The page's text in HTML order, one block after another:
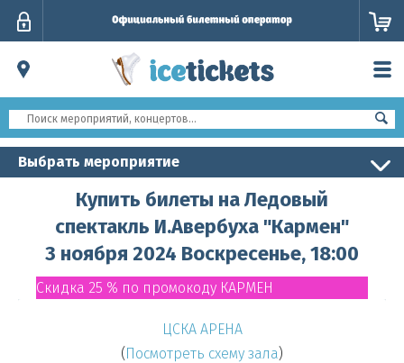
Выбрать мероприятие
Купить билеты на Ледовый
спектакль И.Авербуха "Кармен"
3 ноября 2024 Воскресенье, 18:00
Скидка 25 % по промокоду КАРМЕН
ЦСКА АРЕНА
(Посмотреть схему зала)